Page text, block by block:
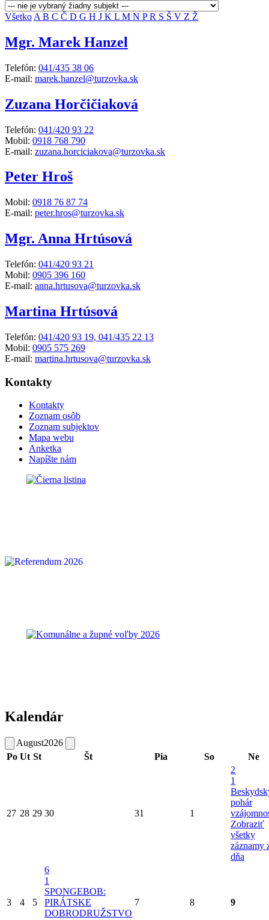
Všetko A B C Č D G H J K L M N PR S Š V Z Ž
Mgr. Marek Hanzel
Telefón: 041/435 38 06
E-mail: marek.hanzel@turzovka.sk
Zuzana Horčičiaková
Telefón: 041/420 93 22
Mobil: 0918 768 790
E-mail: zuzana.horciciakova@turzovka.sk
Peter Hroš
Mobil: 0918 76 87 74
E-mail: peter.hros@turzovka.sk
Mgr. Anna Hrtúsová
Telefón: 041/420 93 21
Mobil: 0905 396 160
E-mail: anna.hrtusova@turzovka.sk
Martina Hrtúsová
Telefón: 041/420 93 19, 041/435 22 13
Mobil: 0905 575 269
E-mail: martina.hrtusova@turzovka.sk
Kontakty
Kontakty
Zoznam osôb
Zoznam subjektov
Mapa webu
Anketka
Napíšte nám
Kalendár
August2026
Po Ut St Št Pia So Ne
27 28 29 30 31 1
2
1
pohár
Zobraziť
všetky
záznamy
dňa
3 4 5
6
1
SPONGEBOB:
PIRÁTSKE
DOBRODRUŽSTVO
7 8 9